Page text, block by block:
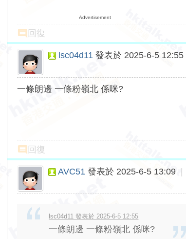
Advertisement
回復
lsc04d11 發表於 2025-6-5 12:55
一條朗邊 一條粉嶺北 係咪?
回復
AVC51 發表於 2025-6-5 13:09
lsc04d11 發表於 2025-6-5 12:55
一條朗邊 一條粉嶺北 係咪?